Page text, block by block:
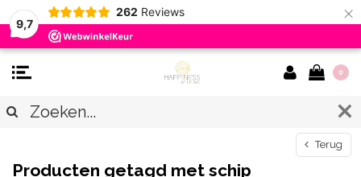
9,7
262 Reviews ×
0
Terug
Producten getagd met schip